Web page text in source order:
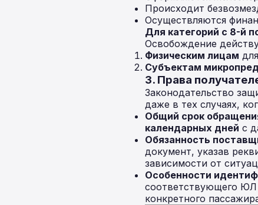
Происходит
Осуществляются
Для категорий с 8-й
Освобождение
Физическим лицам
Субъектам
3. Права
Законодательство
даже в тех случаях,
Общий срок
календарных дней с
Обязанность
документ, указав
зависимости от
Особенности
соответствующего ЮЛ
конкретного